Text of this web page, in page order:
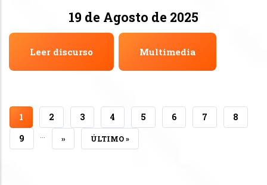
19 de Agosto de 2025
Leer discurso Multimedia
PÁGINA
ACTUAL
1 PÁGINA
2 PÁGINA
3 PÁGINA
4 PÁGINA
5 PÁGINA
6 PÁGINA
7
8
PÁGINA
9 … SIGUIENTE
›› ÚLTIMA
ÚLTIMO »